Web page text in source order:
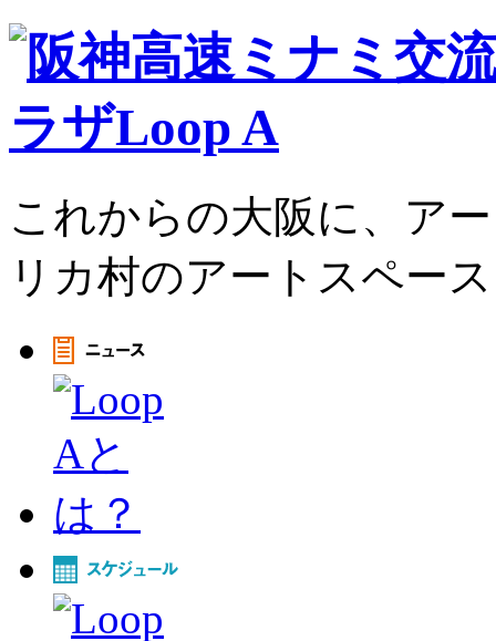
これからの大阪に、ア
リカ村のアートスペー